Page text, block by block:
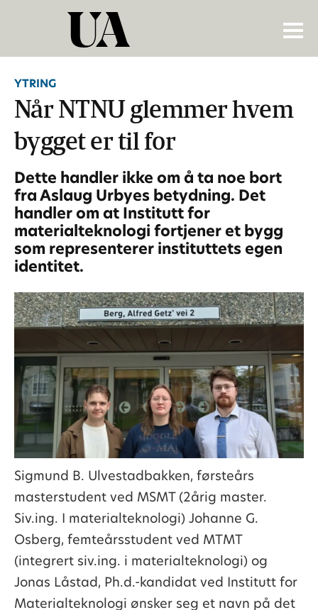
YTRING
Når NTNU glemmer hvem
bygget er til for
Dette handler ikke om å ta noe bort
fra Aslaug Urbyes betydning. Det
handler om at Institutt for
materialteknologi fortjener et bygg
som representerer instituttets egen
identitet.
Sigmund B. Ulvestadbakken, førsteårs
masterstudent ved MSMT (2årig master.
Siv.ing. I materialteknologi) Johanne G.
Osberg, femteårsstudent ved MTMT
(integrert siv.ing. i materialteknologi) og
Jonas Låstad, Ph.d.-kandidat ved Institutt for
Materialteknologi ønsker seg et navn på det